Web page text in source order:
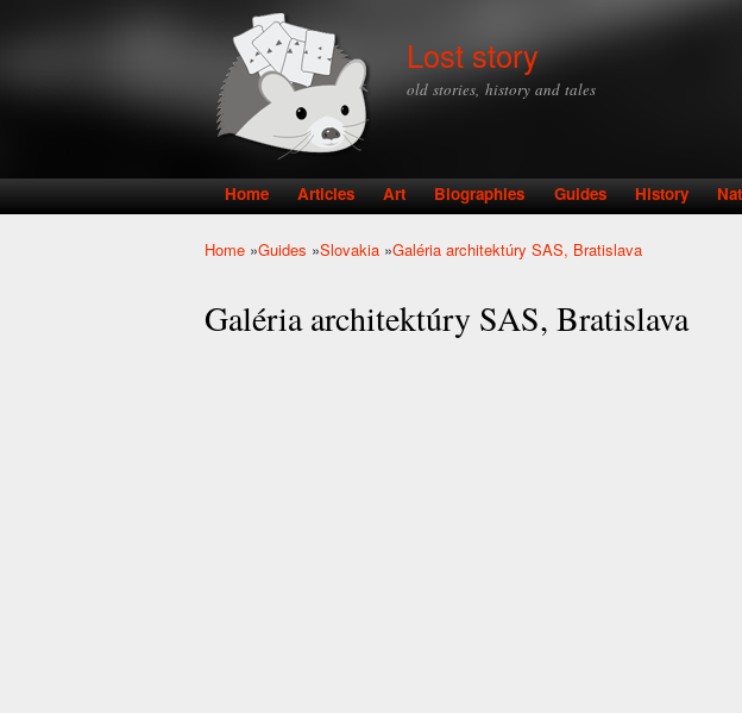
Lost story
old stories, history and tales
Main menu
Home Articles Art Biographies Guides History
Home »Guides »Slovakia »Galéria architektúry SAS, Bratislava
Galéria architektúry SAS, Bratislava